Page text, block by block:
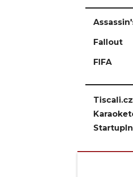
Fallout
FIFA
Tiscali.cz